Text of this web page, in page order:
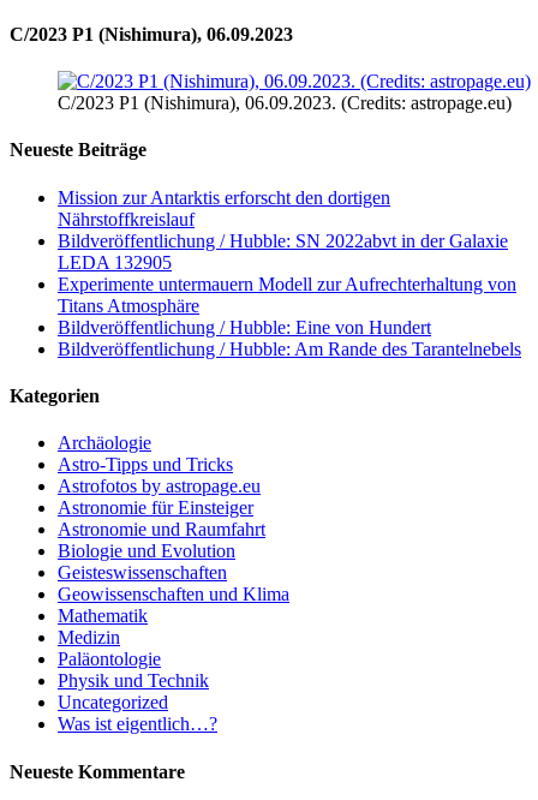
C/2023 P1 (Nishimura), 06.09.2023
C/2023 P1 (Nishimura), 06.09.2023. (Credits: astropage.eu)
Neueste Beiträge
Mission zur Antarktis erforscht den dortigen
Nährstoffkreislauf
Bildveröffentlichung / Hubble: SN 2022abvt in der Galaxie
LEDA 132905
Experimente untermauern Modell zur Aufrechterhaltung von
Titans Atmosphäre
Bildveröffentlichung / Hubble: Eine von Hundert
Bildveröffentlichung / Hubble: Am Rande des Tarantelnebels
Kategorien
Archäologie
Astro-Tipps und Tricks
Astrofotos by astropage.eu
Astronomie für Einsteiger
Astronomie und Raumfahrt
Biologie und Evolution
Geisteswissenschaften
Geowissenschaften und Klima
Mathematik
Medizin
Paläontologie
Physik und Technik
Uncategorized
Was ist eigentlich…?
Neueste Kommentare